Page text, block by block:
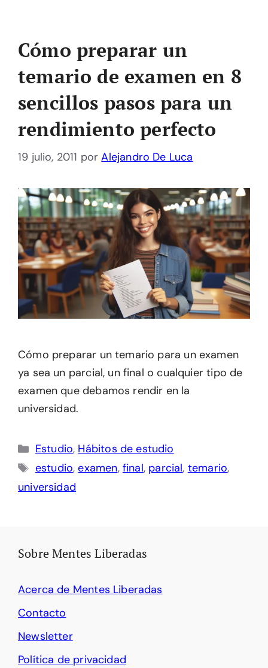
Cómo preparar un
temario de examen en 8
sencillos pasos para un
rendimiento perfecto
19 julio, 2011 porAlejandro De Luca
Cómo preparar un temario para un examen
ya sea un parcial, un final o cualquier tipo de
examen que debamos rendir en la
universidad.
Categorías
Estudio, Hábitos de estudio
Etiquetas
estudio,examen, final, parcial, temario,
universidad
Sobre Mentes Liberadas
Acerca de Mentes Liberadas
Contacto
Newsletter
Política de privacidad